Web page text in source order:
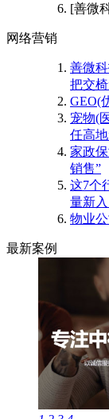
[善微
网络营销
善微
把交椅
GEO(
宠物(
任高
家政
销售”
这7个
量新
物业
最新案例